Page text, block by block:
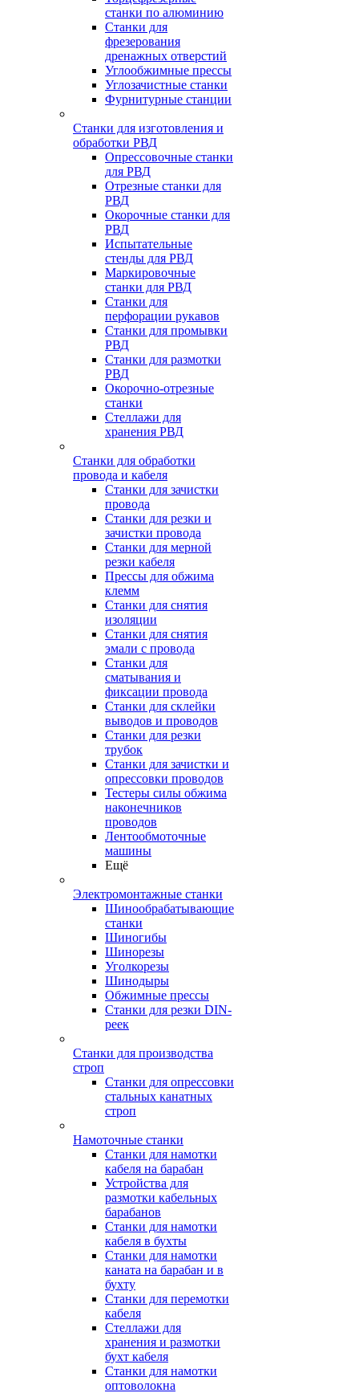
станки по алюминию
Станки для
фрезерования
дренажных отверстий
Углообжимные прессы
Углозачистные станки
Фурнитурные станции
Станки для изготовления и
обработки РВД
Опрессовочные станки
для РВД
Отрезные станки для
РВД
Окорочные станки для
РВД
Испытательные
стенды для РВД
Маркировочные
станки для РВД
Станки для
перфорации рукавов
Станки для промывки
РВД
Станки для размотки
РВД
Окорочно-отрезные
станки
Стеллажи для
хранения РВД
Станки для обработки
провода и кабеля
Станки для зачистки
провода
Станки для резки и
зачистки провода
Станки для мерной
резки кабеля
Прессы для обжима
клемм
Станки для снятия
изоляции
Станки для снятия
эмали с провода
Станки для
сматывания и
фиксации провода
Станки для склейки
выводов и проводов
Станки для резки
трубок
Станки для зачистки и
опрессовки проводов
Тестеры силы обжима
наконечников
проводов
Лентообмоточные
машины
Ещё
Электромонтажные станки
Шинообрабатывающие
станки
Шиногибы
Шинорезы
Уголкорезы
Шинодыры
Обжимные прессы
Станки для резки DIN-
реек
Станки для производства
строп
Станки для опрессовки
стальных канатных
строп
Намоточные станки
Станки для намотки
кабеля на барабан
Устройства для
размотки кабельных
барабанов
Станки для намотки
кабеля в бухты
Станки для намотки
каната на барабан и в
бухту
Станки для перемотки
кабеля
Стеллажи для
хранения и размотки
бухт кабеля
Станки для намотки
оптоволокна